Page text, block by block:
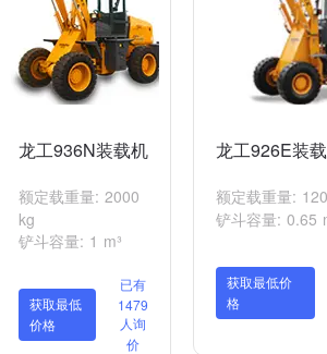
龙工936N装载机
额定载重量: 2000
kg
铲斗容量: 1 m³
获取最低
价格
已有
1479
人询
价
龙工926E装
额定载重量:
铲斗容量: 0.65
获取最低价
格